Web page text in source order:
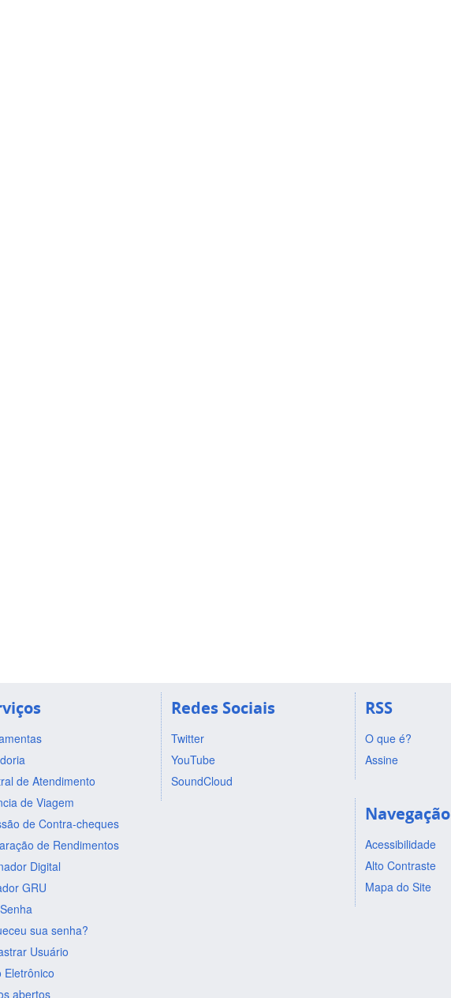
de Atendimento
de Viagem
de Contra-cheques
de Rendimentos
Digital
GRU
sua senha?
Usuário
Eletrônico
abertos
Redes Sociais
Twitter
YouTube
SoundCloud
RSS
O que é?
Assine
Navegação
Acessibilidade
Alto Contraste
Mapa do Site